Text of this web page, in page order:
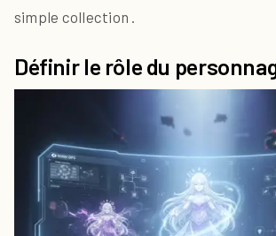
simple collection .
Définir le rôle du